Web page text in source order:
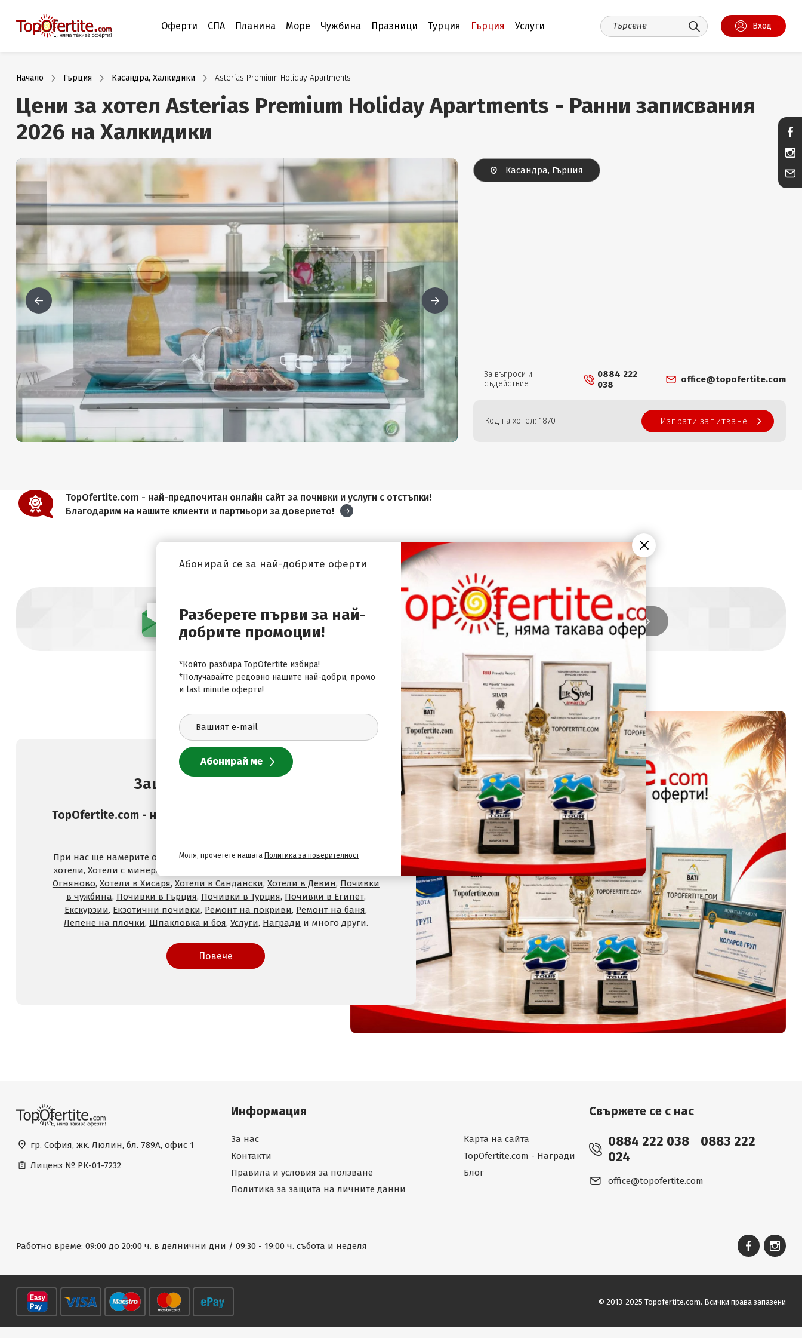
Оферти СПА Планина Море Чужбина Празници Турция Гърция Услуги Вход
Начало Гърция Касандра, Халкидики Asterias Premium Holiday Apartments
Цени за хотел Asterias Premium Holiday Apartments - Ранни записвания
2026 на Халкидики
Касандра, Гърция
За въпроси и
съдействие
0884 222
038
office@topofertite.com
Код на хотел: 1870 Изпрати запитване
TopOfertite.com - най-предпочитан онлайн сайт за почивки и услуги с отстъпки!
Благодарим на нашите клиенти и партньори за доверието!
Абонирай се за най-добрите оферти
Защо да изберете нас
TopOfertite.com - най-предпочитан онлайн сайт за почивки
При нас ще намерите оферти за Хотели на море,Хотели на планина,
хотели, Хотели с минерален басейн
Огняново, Хотели в Хисаря, Хотели в Сандански, Хотели в Девин, Почивки
в чужбина, Почивки в Гърция, Почивки в Турция, Почивки в Египет,
Екскурзии, Екзотични почивки, Ремонт на покриви, Ремонт на баня,
Лепене на плочки, Шпакловка и боя, Услуги, Награди и много други.
Повече
гр. София, жк. Люлин, бл. 789А, офис 1
Лиценз № РК-01-7232
Информация
За нас
Контакти
Правила и условия за ползване
Политика за защита на личните данни
Карта на сайта
TopOfertite.com - Награди
Блог
Свържете се с нас
0884 222 038
0883 222
024
office@topofertite.com
Работно време: 09:00 до 20:00 ч. в делнични дни / 09:30 - 19:00 ч. събота и неделя
© 2013-2025 Topofertite.com. Всички права запазени
Абонирай се за най-добрите оферти
Разберете първи за най-
добрите промоции!
*Който разбира TopOfertite избира!
*Получавайте редовно нашите най-добри, промо
и last minute оферти!
Моля, прочетете нашата Политика за поверителност